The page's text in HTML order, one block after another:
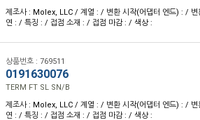
제조사 : Molex, LLC / 계열 : / 변환 시작(어댑터 엔드) : / 변
연 : / 특징 : / 접점 소재 : / 접점 마감 : / 색상 :
상품번호 : 769511
0191630076
TERM FT SL SN/B
제조사 : Molex, LLC / 계열 : / 변환 시작(어댑터 엔드) : / 변
연 : / 특징 : / 접점 소재 : / 접점 마감 : / 색상 :